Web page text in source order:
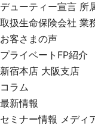
デューティー宣言 所
取扱生命保険会社 業
お客さまの声
プライベートFP紹介
新宿本店 大阪支店
コラム
最新情報
セミナー情報 メディ